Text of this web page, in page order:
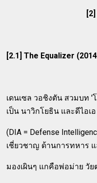
[2.1] The Equalizer
เดนเซล วอชิงตัน สวมบท '
เป็น นาวิกโยธิน และดีไอเอ
(DIA = Defense
เชี่ยวชาญ ด้านการทหาร
มองเผินๆ แกคือพ่อม่าย วัย